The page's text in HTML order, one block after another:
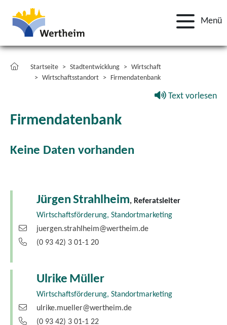
Menü
Startseite Stadtentwicklung
Wirtschaft
Wirtschaftsstandort
Firmendatenbank
Text vorlesen
Firmendatenbank
Keine Daten vorhanden
JürgenStrahlheim, Referatsleiter
Wirtschaftsförderung, Standortmarketing
juergen.strahlheim@wertheim.de
(0 93 42) 3 01-1 20
Ulrike Müller
Wirtschaftsförderung, Standortmarketing
ulrike.mueller@wertheim.de
(0 93 42) 3 01-1 22